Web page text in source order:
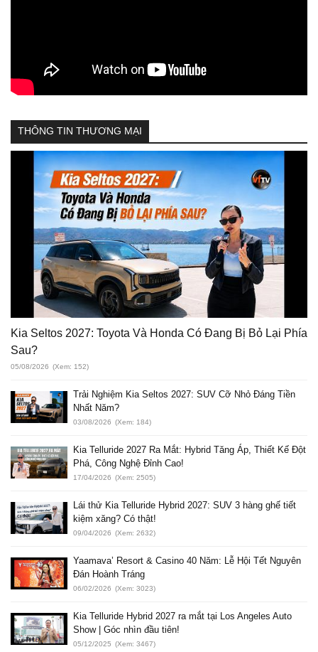
THÔNG TIN THƯƠNG MẠI
Kia Seltos 2027: Toyota Và Honda Có Đang Bị Bỏ Lại Phía
Sau?
05/08/2026 (Xem: 152)
Trải Nghiệm Kia Seltos 2027: SUV Cỡ Nhỏ Đáng Tiền
Nhất Năm?
03/08/2026 (Xem: 184)
Kia Telluride 2027 Ra Mắt: Hybrid Tăng Áp, Thiết Kế Đột
Phá, Công Nghệ Đỉnh Cao!
17/04/2026 (Xem: 2505)
Lái thử Kia Telluride Hybrid 2027: SUV 3 hàng ghế tiết
kiệm xăng? Có thật!
09/04/2026 (Xem: 2632)
Yaamava’ Resort & Casino 40 Năm: Lễ Hội Tết Nguyên
Đán Hoành Tráng
06/02/2026 (Xem: 3023)
Kia Telluride Hybrid 2027 ra mắt tại Los Angeles Auto
Show | Góc nhìn đầu tiên!
05/12/2025 (Xem: 3467)